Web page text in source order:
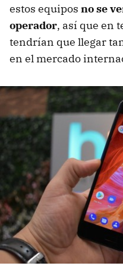
estos equipos no se
operador, así que en
tendrían que llegar
en el mercado